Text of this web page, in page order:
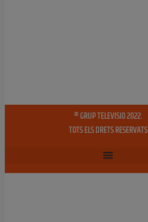
® GRUP TELEVISIO 2022.
TOTS ELS DRETS RESERVATS